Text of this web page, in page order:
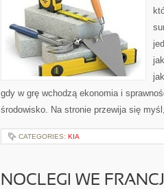
gdy w grę wchodzą ekonomia i
środowisko. Na stronie przewija się
CATEGORIES: KIA
NOCLEGI WE FRANCJI